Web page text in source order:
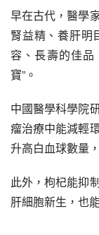
早在古代，醫學
腎益精、養肝明
容、長壽的佳
寶”。
中國醫學科學院
瘤治療中能減輕
升高白血球數量
此外，枸杞能抑
肝細胞新生，也